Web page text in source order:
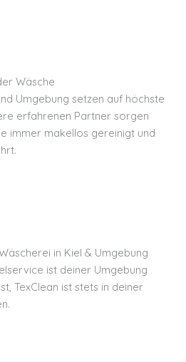
Wäsche
Umgebung setzen auf höchste
erfahrenen Partner sorgen
immer makellos gereinigt und
in Kiel & Umgebung
ist deiner Umgebung
TexClean ist stets in deiner